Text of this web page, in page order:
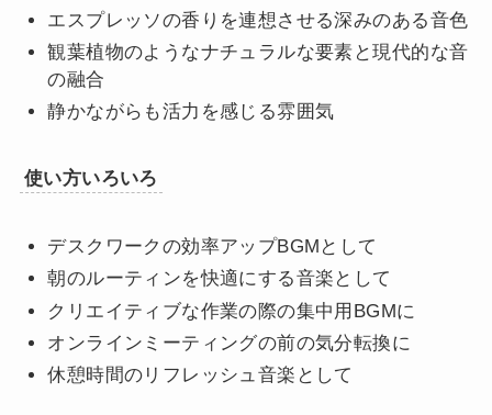
エスプレッソの香りを連想させる深みのある音色
観葉植物のようなナチュラルな要素と現代的な音
の融合
静かながらも活力を感じる雰囲気
使い方いろいろ
デスクワークの効率アップBGMとして
朝のルーティンを快適にする音楽として
クリエイティブな作業の際の集中用BGMに
オンラインミーティングの前の気分転換に
休憩時間のリフレッシュ音楽として